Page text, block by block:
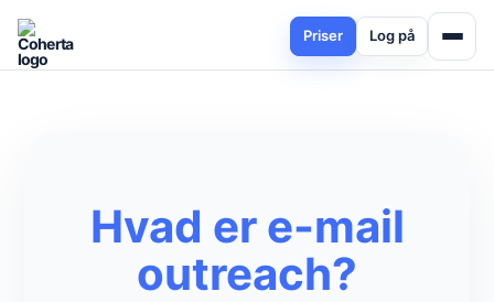
Priser Log på
Hvad er e-mail
outreach?